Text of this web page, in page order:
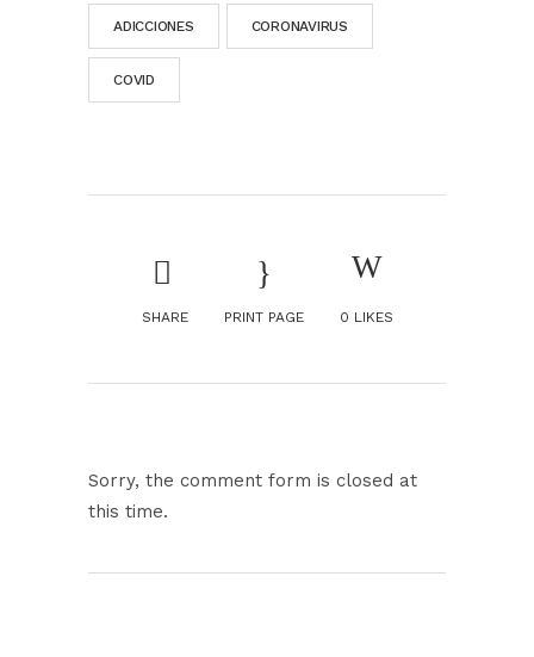
ADICCIONES CORONAVIRUS
COVID
SHARE PRINT PAGE 0 LIKES
Sorry, the comment form is closed at
this time.